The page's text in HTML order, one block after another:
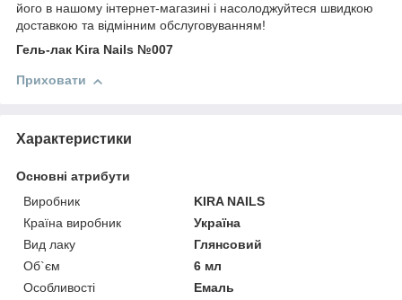
його в нашому інтернет-магазині і насолоджуйтеся швидкою
доставкою та відмінним обслуговуванням!
Гель-лак Kira Nails №007
Приховати
Характеристики
Основні атрибути
Виробник
KIRA NAILS
Країна виробник
Україна
Вид лаку
Глянсовий
Об`єм
6 мл
Особливості
Емаль